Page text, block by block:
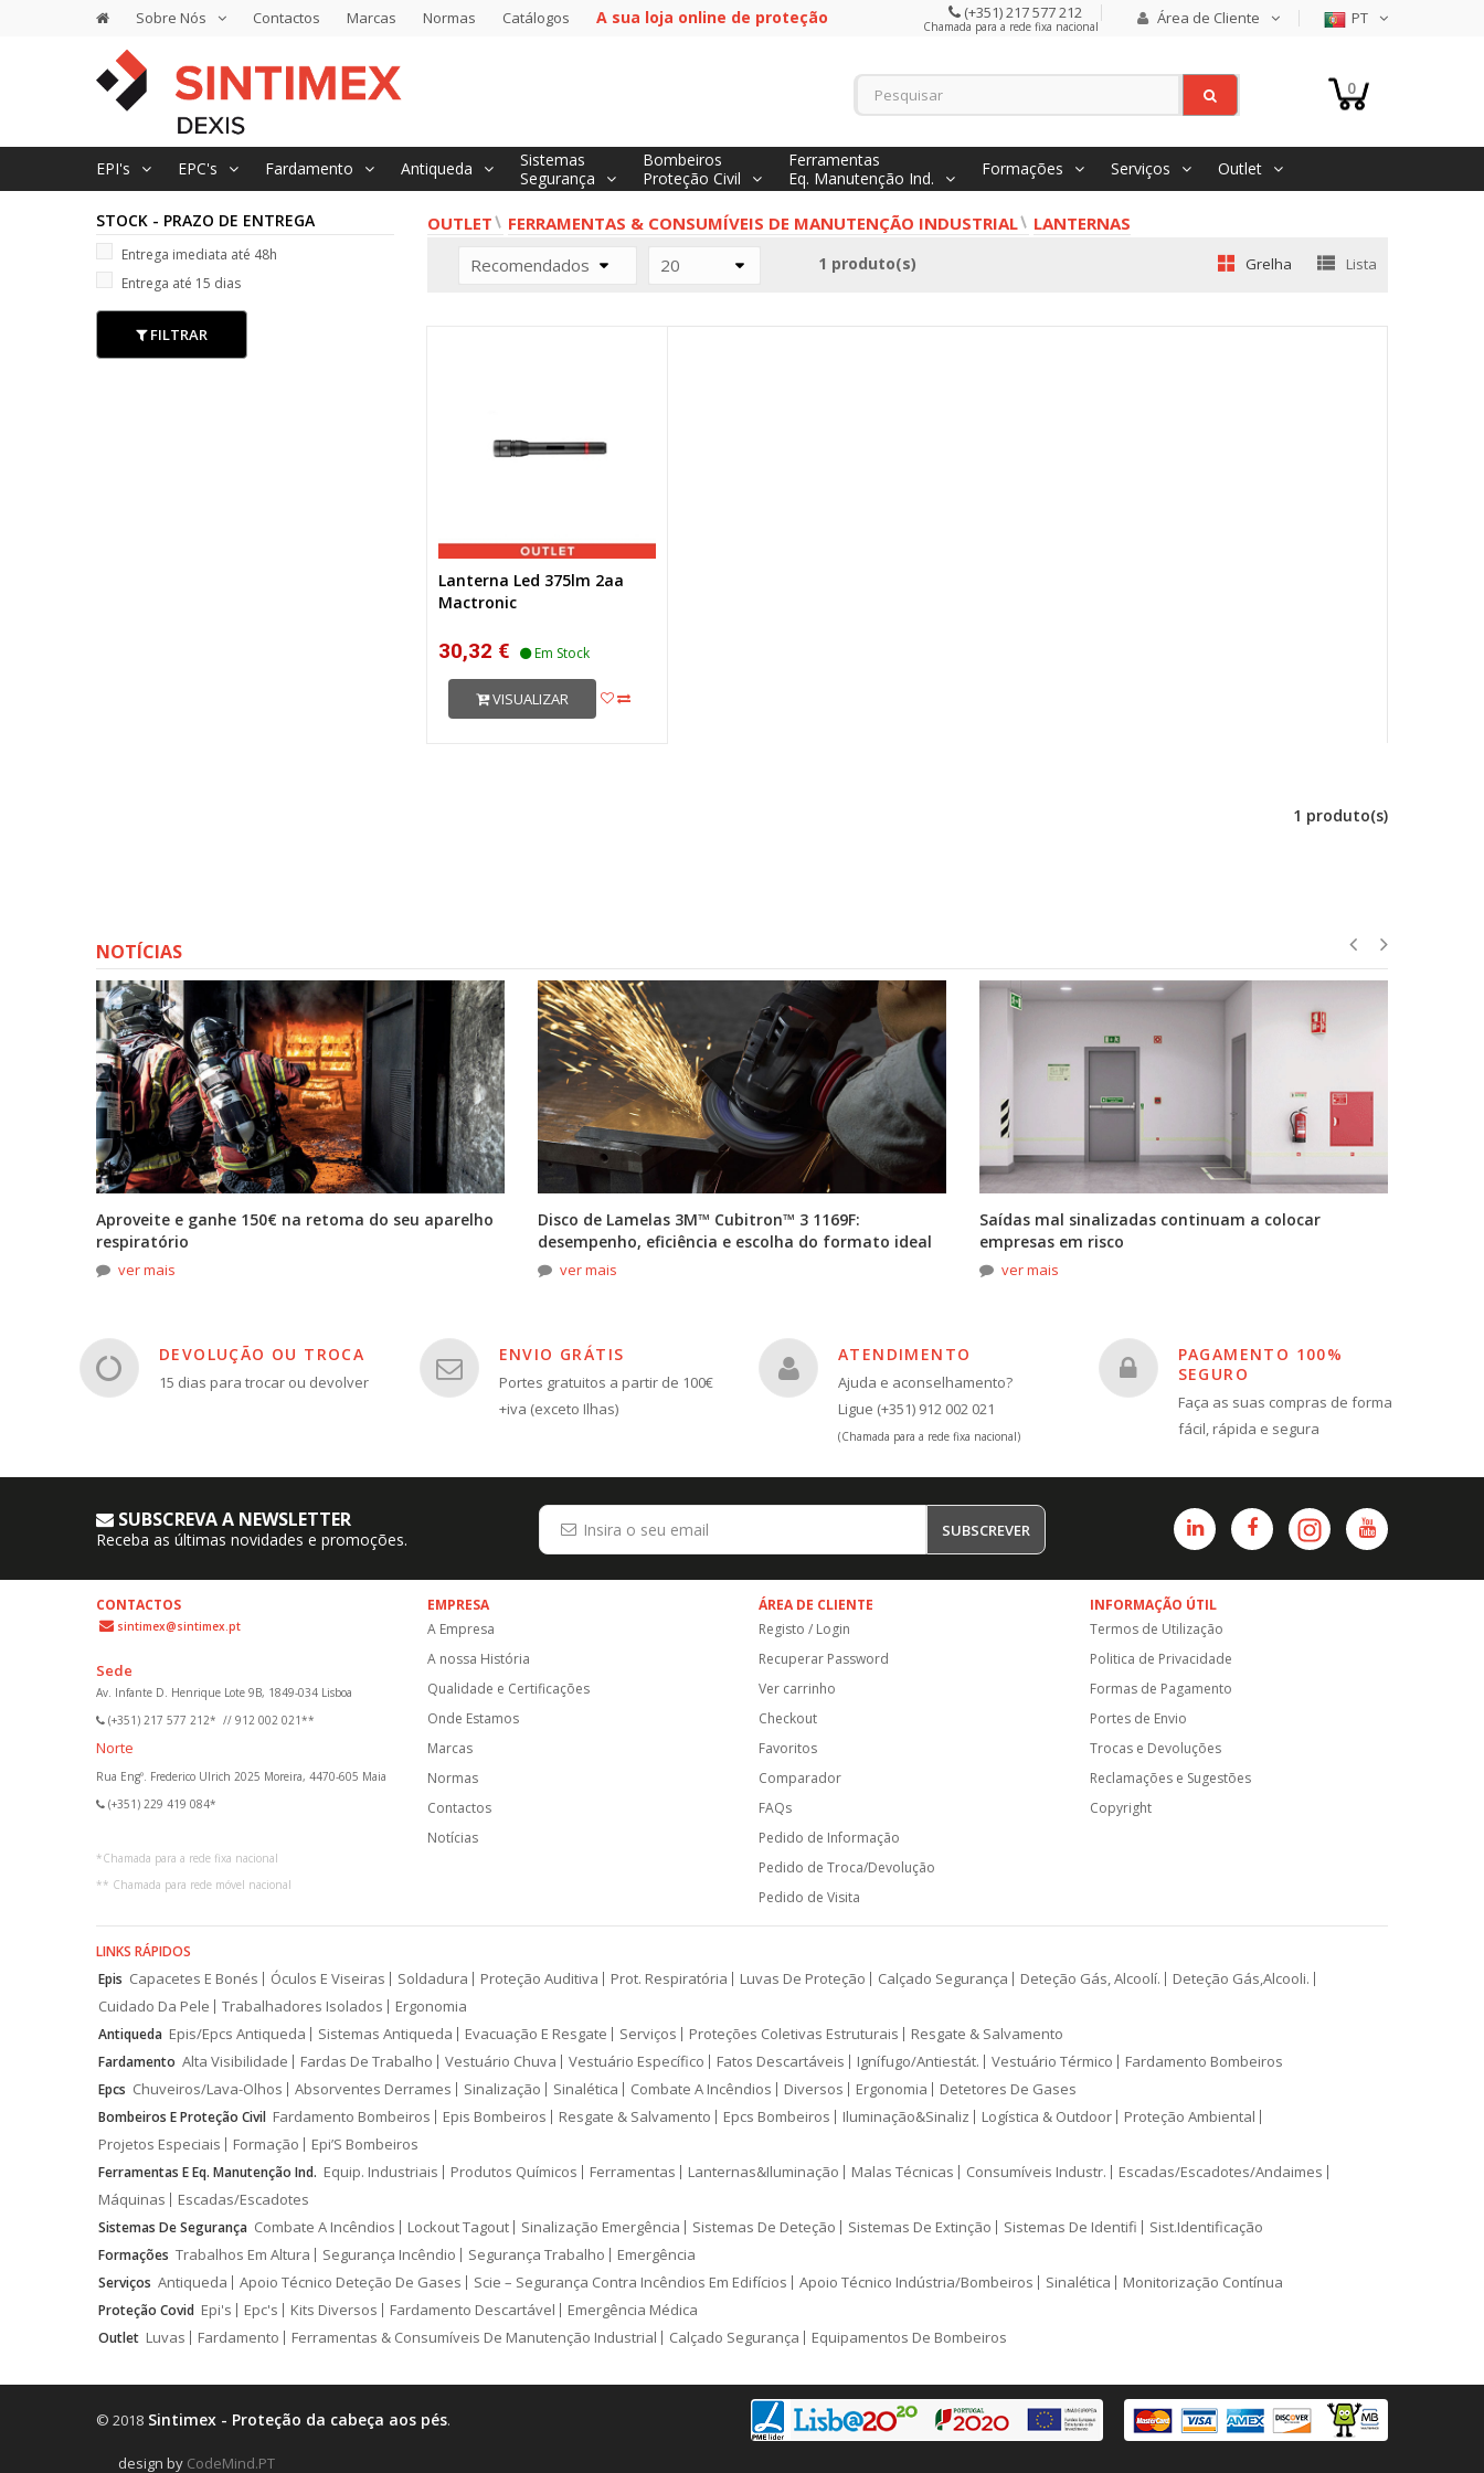
Sobre Nós Contactos Marcas Normas Catálogos A sua loja online de proteção (+351) 217 577 212
Chamada para a rede fixa nacional Área de Cliente PT
0
EPI's EPC's Fardamento Antiqueda
Sistemas
Segurança
Bombeiros
Proteção Civil
Ferramentas
Eq. Manutenção Ind.
Formações Serviços Outlet
OUTLET FERRAMENTAS & CONSUMÍVEIS DE MANUTENÇÃO INDUSTRIAL
LANTERNAS
Recomendados
20 1 produto(s) Grelha Lista
Lanterna Led 375lm 2aa
Mactronic
30,32 € Em Stock
VISUALIZAR
1 produto(s)
STOCK - PRAZO DE ENTREGA
Entrega imediata até 48h
Entrega até 15 dias
FILTRAR
NOTÍCIAS
Aproveite e ganhe 150€ na retoma do seu aparelho
respiratório
ver mais
Disco de Lamelas 3M™ Cubitron™ 3 1169F:
desempenho, eficiência e escolha do formato ideal
ver mais
Saídas mal sinalizadas continuam a colocar
empresas em risco
ver mais
DEVOLUÇÃO OU TROCA
15 dias para trocar ou devolver
ENVIO GRÁTIS
Portes gratuitos a partir de 100€
+iva (exceto Ilhas)
ATENDIMENTO
Ajuda e aconselhamento?
Ligue (+351) 912 002 021
(Chamada para a rede fixa nacional)
PAGAMENTO 100%
SEGURO
Faça as suas compras de forma
fácil, rápida e segura
SUBSCREVA A NEWSLETTER
Receba as últimas novidades e promoções. SUBSCREVER
CONTACTOS
sintimex@sintimex.pt
Sede
Av. Infante D. Henrique Lote 9B, 1849-034 Lisboa
(+351) 217 577 212* // 912 002 021**
Norte
Rua Engº. Frederico Ulrich 2025 Moreira, 4470-605 Maia
(+351) 229 419 084*
*Chamada para a rede fixa nacional
** Chamada para rede móvel nacional
EMPRESA
A Empresa
A nossa História
Qualidade e Certificações
Onde Estamos
Marcas
Normas
Contactos
Notícias
ÁREA DE CLIENTE
Registo / Login
Recuperar Password
Ver carrinho
Checkout
Favoritos
Comparador
FAQs
Pedido de Informação
Pedido de Troca/Devolução
Pedido de Visita
INFORMAÇÃO ÚTIL
Termos de Utilização
Politica de Privacidade
Formas de Pagamento
Portes de Envio
Trocas e Devoluções
Reclamações e Sugestões
Copyright
LINKS RÁPIDOS
Epis Capacetes E Bonés Óculos E Viseiras Soldadura Proteção Auditiva Prot. Respiratória Luvas De Proteção Calçado Segurança Deteção Gás, Alcoolí.
Deteção Gás,Alcooli.
Cuidado Da Pele
Trabalhadores Isolados Ergonomia
Antiqueda Epis/Epcs Antiqueda Sistemas Antiqueda Evacuação E Resgate Serviços Proteções Coletivas Estruturais Resgate & Salvamento
Fardamento Alta Visibilidade Fardas De Trabalho Vestuário Chuva Vestuário Específico Fatos Descartáveis Ignífugo/Antiestát. Vestuário Térmico Fardamento Bombeiros
Epcs Chuveiros/Lava-Olhos Absorventes Derrames Sinalização Sinalética Combate A Incêndios Diversos Ergonomia Detetores De Gases
Bombeiros E Proteção Civil Fardamento Bombeiros Epis Bombeiros Resgate & Salvamento Epcs Bombeiros Iluminação&Sinaliz Logística & Outdoor
Proteção Ambiental
Projetos Especiais
Formação Epi’S Bombeiros
Ferramentas E Eq. Manutenção Ind. Equip. Industriais Produtos Químicos Ferramentas Lanternas&Iluminação Malas Técnicas Consumíveis Industr.
Escadas/Escadotes/Andaimes
Máquinas
Escadas/Escadotes
Sistemas De Segurança Combate A Incêndios Lockout Tagout Sinalização Emergência Sistemas De Deteção Sistemas De Extinção Sistemas De Identifi Sist.Identificação
Formações Trabalhos Em Altura Segurança Incêndio Segurança Trabalho Emergência
Serviços Antiqueda Apoio Técnico Deteção De Gases Scie – Segurança Contra Incêndios Em Edifícios Apoio Técnico Indústria/Bombeiros Sinalética Monitorização Contínua
Proteção Covid Epi's Epc's Kits Diversos Fardamento Descartável Emergência Médica
Outlet Luvas Fardamento Ferramentas & Consumíveis De Manutenção Industrial Calçado Segurança Equipamentos De Bombeiros
© 2018 Sintimex - Proteção da cabeça aos pés.
design by CodeMind.PT